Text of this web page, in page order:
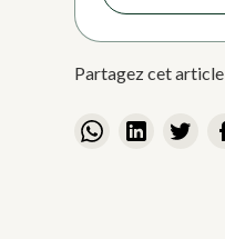
Partagez cet article